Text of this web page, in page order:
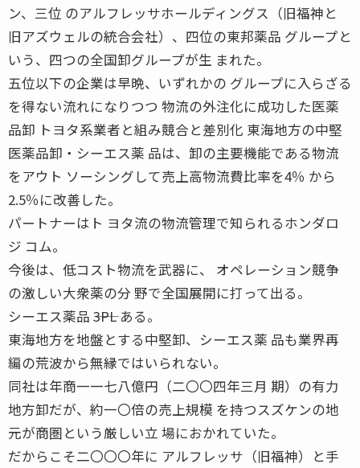
ン、三位 のアルフレッサホールディングス（旧福神と
旧アズウェルの統合会社）、四位の東邦薬品 グループと
いう、四つの全国卸グループが生 まれた。
五位以下の企業は早晩、いずれかの グループに入らざる
を得ない流れになりつつ 物流の外注化に成功した医薬
品卸 トヨタ系業者と組み競合と差別化 東海地方の中堅
医薬品卸・シーエス薬 品は、卸の主要機能である物流
をアウト ソーシングして売上高物流費比率を4％ から
2.5％に改善した。
パートナーはト ヨタ流の物流管理で知られるホンダロ
ジ コム。
今後は、低コスト物流を武器に、 オペレーション競争
の激しい大衆薬の分 野で全国展開に打って出る。
シーエス薬品 ――3PL ある。
東海地方を地盤とする中堅卸、シーエス薬 品も業界再
編の荒波から無縁ではいられない。
同社は年商一一七八億円（二〇〇四年三月 期）の有力
地方卸だが、約一〇倍の売上規模 を持つスズケンの地
元が商圏という厳しい立 場におかれていた。
だからこそ二〇〇〇年に アルフレッサ（旧福神）と手